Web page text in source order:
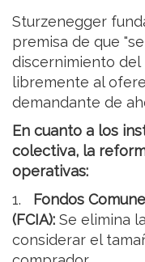
Sturzenegger
premisa de que
discernimiento
libremente al
demandante de
En cuanto a los
colectiva, la
operativas:
1. Fondos
(FCIA): Se elimina
considerar el